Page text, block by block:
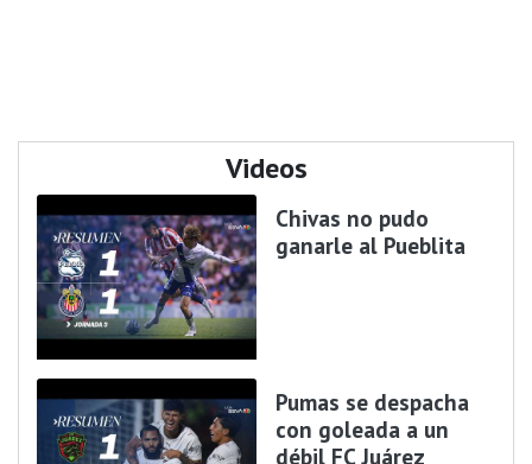
Videos
Chivas no pudo
ganarle al Pueblita
Pumas se despacha
con goleada a un
débil FC Juárez